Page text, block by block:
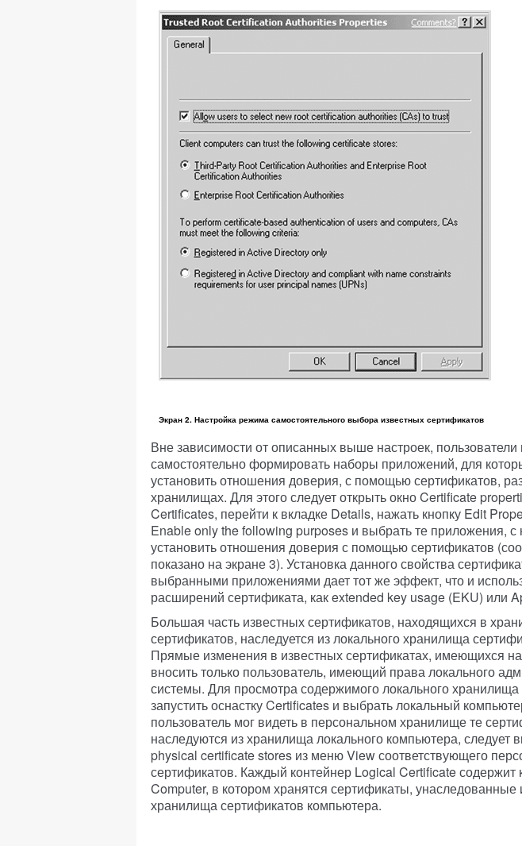
Экран 2. Настройка режима самостоятельного выбора известных сертификатов
Вне зависимости от описанных выше настроек, пользователи
самостоятельно формировать наборы приложений, для
установить отношения доверия, с помощью сертификатов,
хранилищах. Для этого следует открыть окно Certificate
Certificates, перейти к вкладке Details, нажать кнопку Edit
Enable only the following purposes и выбрать те приложения, с
установить отношения доверия с помощью сертификатов
показано на экране 3). Установка данного свойства
выбранными приложениями дает тот же эффект, что и
расширений сертификата, как extended key usage (EKU) или
Большая часть известных сертификатов, находящихся в
сертификатов, наследуется из локального хранилища
Прямые изменения в известных сертификатах, имеющихся
вносить только пользователь, имеющий права локального
системы. Для просмотра содержимого локального
запустить оснастку Certificates и выбрать локальный
пользователь мог видеть в персональном хранилище те
наследуются из хранилища локального компьютера, следует
physical certificate stores из меню View соответствующего
сертификатов. Каждый контейнер Logical Certificate содержит
Computer, в котором хранятся сертификаты, унаследованные
хранилища сертификатов компьютера.